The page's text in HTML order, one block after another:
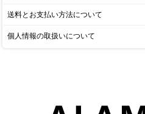
送料とお支払い方法について
個人情報の取扱いについて